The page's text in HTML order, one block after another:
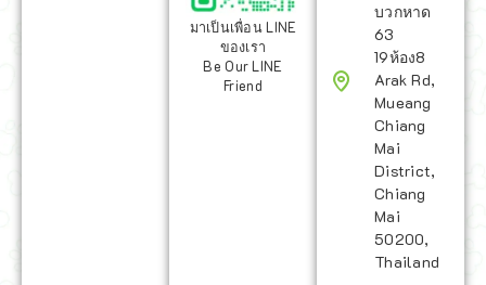
มาเป็นเพื่อน LINE
ของเรา
Be Our LINE
Friend
บวกหาด
63
19ห้อง8
Arak Rd,
Mueang
Chiang
Mai
District,
Chiang
Mai
50200,
Thailand